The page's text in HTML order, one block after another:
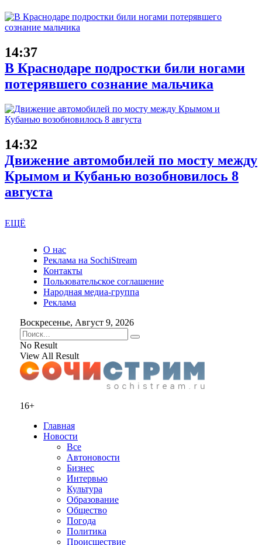
14:37
В Краснодаре подростки били ногами
потерявшего сознание мальчика
14:32
Движение автомобилей по мосту между
Крымом и Кубанью возобновилось 8
августа
ЕЩЁ
О нас
Реклама на SochiStream
Контакты
Пользовательское соглашение
Народная медиа-группа
Реклама
Воскресенье, Август 9, 2026
No Result
View All Result
16+
Главная
Новости
Все
Автоновости
Бизнес
Интервью
Культура
Образование
Общество
Погода
Политика
Происшествие